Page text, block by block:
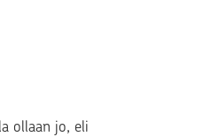
ollaan jo, eli